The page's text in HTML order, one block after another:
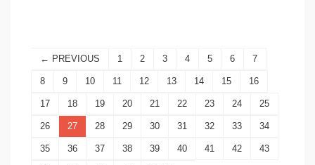
← PREVIOUS 1 2 3 4 5 6 7
8 9 10 11 12 13 14 15 16
17 18 19 20 21 22 23 24 25
26 27 28 29 30 31 32 33 34
35 36 37 38 39 40 41 42 43